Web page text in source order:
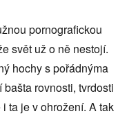
pornografickou
svět už o ně nestojí.
hochy s pořádnýma
rovnosti, tvrdosti
ta je v ohrožení. A tak